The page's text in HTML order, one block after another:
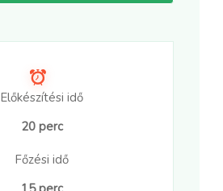
Előkészítési idő
20 perc
Főzési idő